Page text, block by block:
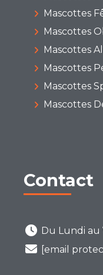
Mascottes
Mascottes
Mascottes
Mascottes
Mascottes
Mascottes
Contact
Du Lundi au
[email